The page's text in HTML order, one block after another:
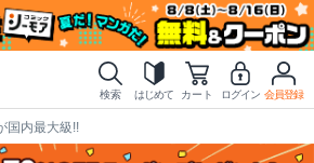
検索 はじめて カート ログイン 会員登録
国内最大級!!